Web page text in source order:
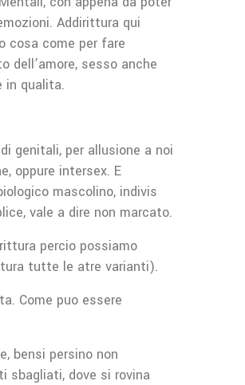
Addirittura qui
cosa come per fare
dell’amore, sesso anche
in qualita.
genitali, per allusione a noi
oppure intersex. E
mascolino, indivis
vale a dire non marcato.
percio possiamo
tutte le atre varianti).
Come puo essere
bensi persino non
sbagliati, dove si rovina